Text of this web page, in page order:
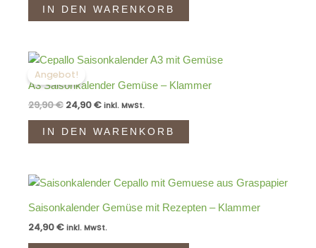
IN DEN WARENKORB
Angebot!
A3 Saisonkalender Gemüse – Klammer
29,90€
Ursprünglicher
Preis
war:
29,90 €
24,90€
Aktueller
ist:
24,90 €.
inkl. MwSt.
IN DEN WARENKORB
Saisonkalender Gemüse mit Rezepten – Klammer
24,90€ inkl. MwSt.